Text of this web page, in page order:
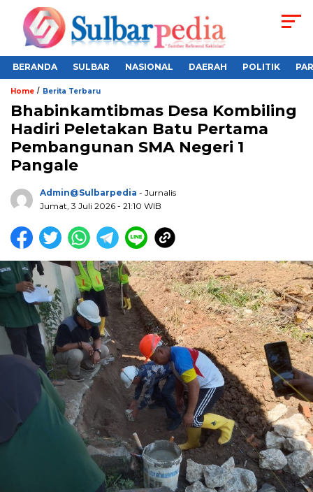
BERANDA SULBAR NASIONAL DAERAH POLITIK
Home / Berita Terbaru
Bhabinkamtibmas Desa Kombiling
Hadiri Peletakan Batu Pertama
Pembangunan SMA Negeri 1
Pangale
Admin@sulbarpedia - Jurnalis
Jumat, 3 Juli 2026 - 21:10 WIB